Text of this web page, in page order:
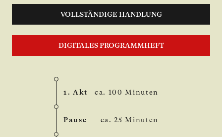
VOLLSTÄNDIGE HANDLUNG
DIGITALES PROGRAMMHEFT
1. Akt ca. 100 Minuten
Pause ca. 25 Minuten